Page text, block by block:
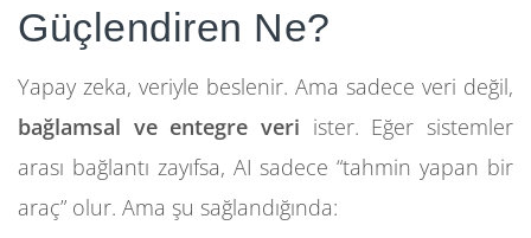
Güçlendiren Ne?
Yapay zeka, veriyle beslenir. Ama sadece veri değil,
bağlamsal ve entegre veri ister. Eğer sistemler
arası bağlantı zayıfsa, AI sadece “tahmin yapan bir
araç” olur. Ama şu sağlandığında: